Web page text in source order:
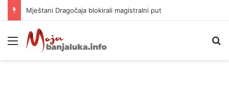
Helikopter ponovo gasi vatru u selima kod Trebinja
Meni